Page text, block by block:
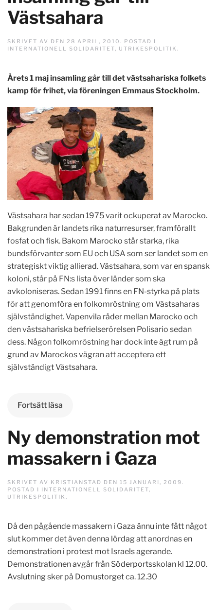
Västsahara
SKRIVET AV DEN 28 APRIL, 2010 . POSTAD I
INTERNATIONELL SOLIDARITET, UTRIKESPOLITIK .
Årets 1 maj insamling går till det västsahariska folkets
kamp för frihet, via föreningen Emmaus Stockholm.
Västsahara har sedan 1975 varit ockuperat av Marocko.
Bakgrunden är landets rika naturresurser, framförallt
fosfat och fisk. Bakom Marocko står starka, rika
bundsförvanter som EU och USA som ser landet som en
strategiskt viktig allierad. Västsahara, som var en spansk
koloni, står på FN:s lista över länder som ska
avkoloniseras. Sedan 1991 finns en FN-styrka på plats
för att genomföra en folkomröstning om Västsaharas
självständighet. Vapenvila råder mellan Marocko och
den västsahariska befrielserörelsen Polisario sedan
dess. Någon folkomröstning har dock inte ägt rum på
grund av Marockos vägran att acceptera ett
självständigt Västsahara.
Fortsätt läsa
Ny demonstration mot
massakern i Gaza
SKRIVET AV KRISTIANSTAD DEN 15 JANUARI, 2009.
POSTAD I INTERNATIONELL SOLIDARITET,
UTRIKESPOLITIK .
Då den pågående massakern i Gaza ännu inte fått något
slut kommer det även denna lördag att anordnas en
demonstration i protest mot Israels agerande.
Demonstrationen avgår från Söderportsskolan kl 12.00.
Avslutning sker på Domustorget ca. 12.30